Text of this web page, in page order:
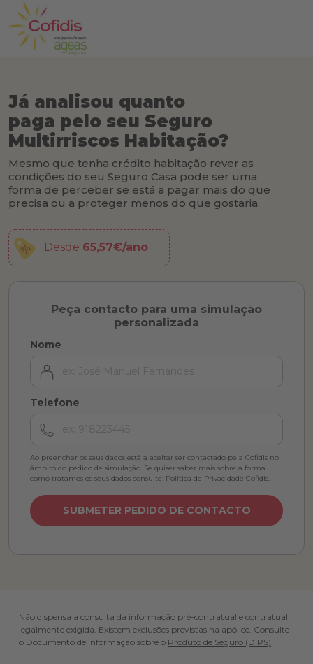
Já analisou quanto
paga pelo seu Seguro
Multirriscos Habitação?
Mesmo que tenha crédito habitação rever as
condições do seu Seguro Casa pode ser uma
forma de perceber se está a pagar mais do que
precisa ou a proteger menos do que gostaria.
Desde 65,57€/ano
Peça contacto para uma simulação
personalizada
Nome
Telefone
Ao preencher os seus dados está a aceitar ser contactado pela Cofidis no
âmbito do pedido de simulação. Se quiser saber mais sobre a forma
como tratamos os seus dados consulte: Política de Privacidade Cofidis.
SUBMETER PEDIDO DE CONTACTO
Não dispensa a consulta da informação pré-contratual e contratual
legalmente exigida. Existem exclusões previstas na apólice. Consulte
o Documento de Informação sobre o Produto de Seguro (DIPS)